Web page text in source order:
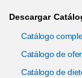
Descargar
Catálogo
Catálogo de
Catálogo de